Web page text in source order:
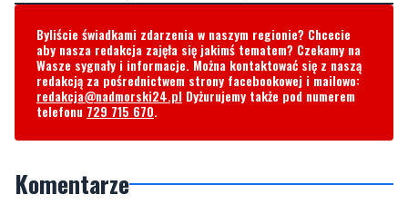
Byliście świadkami zdarzenia w naszym regionie? Chcecie
aby nasza redakcja zajęła się jakimś tematem? Czekamy na
Wasze sygnały i informacje. Można kontaktować się z naszą
redakcją za pośrednictwem strony facebookowej i mailowo:
redakcja@nadmorski24.pl Dyżurujemy także pod numerem
telefonu 729 715 670.
Komentarze